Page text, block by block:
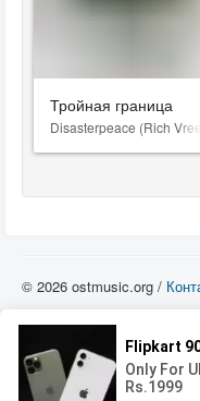
Тройная граница
Disasterpeace (Rich
© 2026 ostmusic.org /
можете использовать такие
использование производится
вы должны приобрести